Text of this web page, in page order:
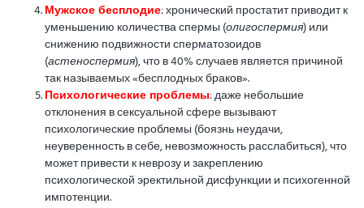
Мужское бесплодие: хронический простатит приводит к
уменьшению количества спермы (олигоспермия) или
снижению подвижности сперматозоидов
(астеноспермия), что в 40% случаев является причиной
так называемых «бесплодных браков».
Психологические проблемы: даже небольшие
отклонения в сексуальной сфере вызывают
психологические проблемы (боязнь неудачи,
неуверенность в себе, невозможность расслабиться), что
может привести к неврозу и закреплению
психологической эректильной дисфункции и психогенной
импотенции.